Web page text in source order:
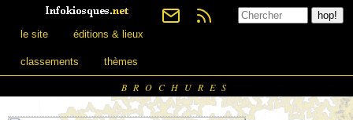
le site éditions & lieux
classements thèmes
BROCHURES